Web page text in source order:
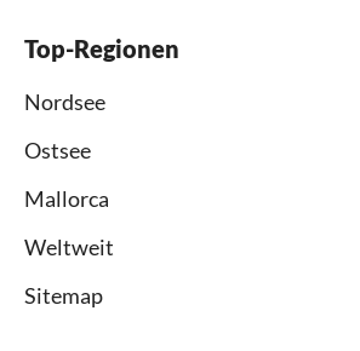
Top-Regionen
Nordsee
Ostsee
Mallorca
Weltweit
Sitemap